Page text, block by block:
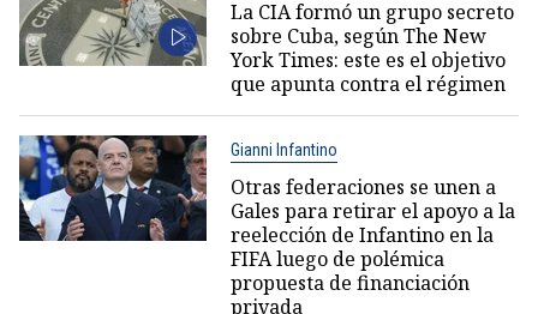
La CIA formó un grupo secreto
sobre Cuba, según The New
York Times: este es el objetivo
que apunta contra el régimen
Gianni Infantino
Otras federaciones se unen a
Gales para retirar el apoyo a la
reelección de Infantino en la
FIFA luego de polémica
propuesta de financiación
privada